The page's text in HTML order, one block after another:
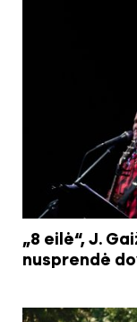
„8 eilė“, J.
nusprendė